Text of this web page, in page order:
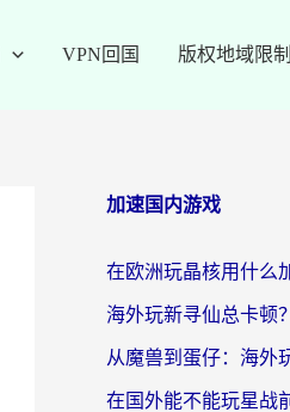
VPN回国 版权地域限制
加速国内游戏